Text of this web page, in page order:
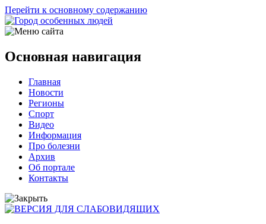
Перейти к основному содержанию
Основная навигация
Главная
Новости
Регионы
Спорт
Видео
Информация
Про болезни
Архив
Об портале
Контакты